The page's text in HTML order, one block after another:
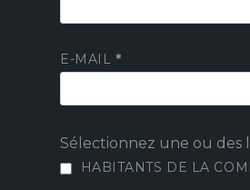
E-MAIL *
Sélectionnez une ou des
HABITANTS DE LA